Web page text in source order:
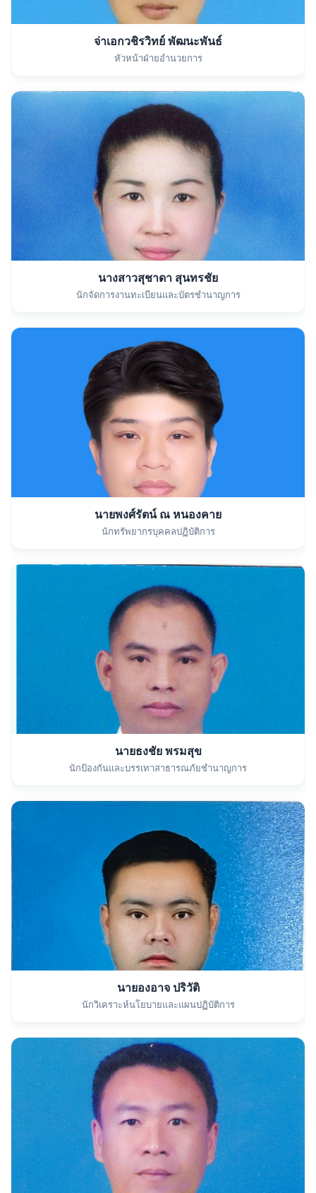
จ่าเอกวชิรวิทย์ พัฒนะพันธ์
หัวหน้าฝ่ายอำนวยการ
นางสาวสุชาดา สุนทรชัย
นักจัดการงานทะเบียนและบัตรชำนาญการ
นายพงศ์รัตน์ ณ หนองคาย
นักทรัพยากรบุคคลปฏิบัติการ
นายธงชัย พรมสุข
นักป้องกันและบรรเทาสาธารณภัยชำนาญการ
นายองอาจ ปริวัติ
นักวิเคราะห์นโยบายและแผนปฏิบัติการ